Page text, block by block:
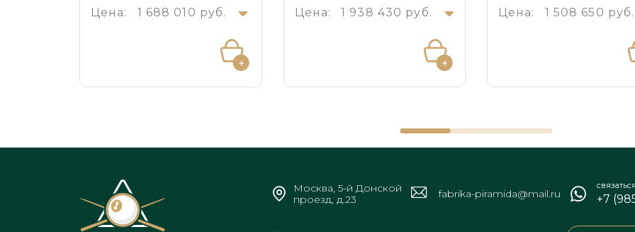
Цена: 1 688 010 руб. Цена: 1 938 430 руб. Цена: 1 508 650 руб.
Москва, 5-й Донской
проезд, д.23
fabrika-piramida@mail.ru +7